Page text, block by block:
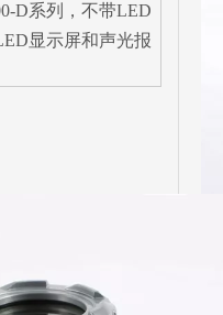
D系列，不带LED
显示屏和声光报